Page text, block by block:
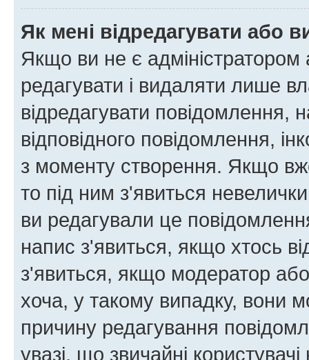
Як мені відредагувати або
Якщо ви не є
редагувати і видаляти лише
відредагувати повідомлення,
відповідного повідомлення,
з моменту створення. Якщо
то під ним з'явиться
ви редагували це
напис з'явиться, якщо хтось
з'явиться, якщо модератор
хоча, у такому випадку, вони
причину редагування
увазі, що звичайні